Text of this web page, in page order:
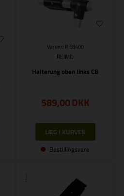
Varenr.: R E8400
REIMO
Halterung oben links CB
589,00DKK
Bestillingsvare